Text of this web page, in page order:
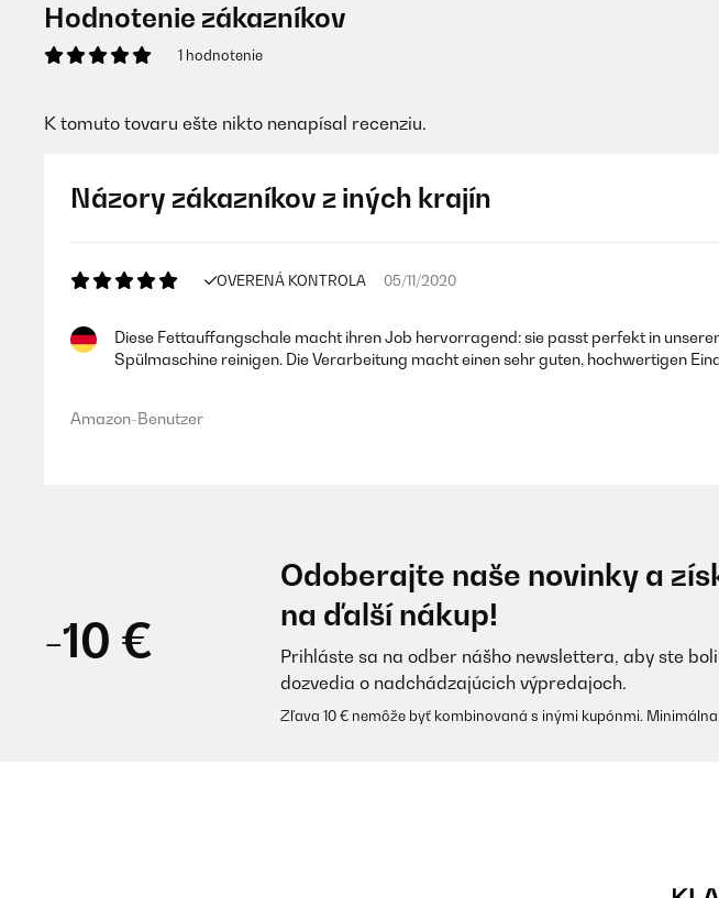
Hodnotenie zákazníkov
1 hodnotenie
K tomuto tovaru ešte nikto nenapísal recenziu.
Názory zákazníkov z iných krajín
OVERENÁ KONTROLA 05/11/2020
Diese Fettauffangschale macht ihren Job hervorragend: sie passt perfekt in
Spülmaschine reinigen. Die Verarbeitung macht einen sehr guten, hochwertigen
Amazon-Benutzer
-10 €
Odoberajte naše novinky a
na ďalší nákup!
Prihláste sa na odber nášho newslettera, aby ste
dozvedia o nadchádzajúcich výpredajoch.
Zľava 10 € nemôže byť kombinovaná s inými kupónmi.